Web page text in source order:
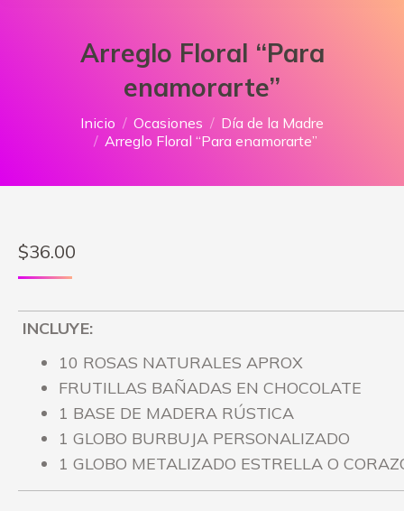
Arreglo Floral “Para
enamorarte”
Estás aquí:
Inicio Ocasiones
Día de la Madre
Arreglo Floral “Para enamorarte”
$36.00
INCLUYE:
10 ROSAS NATURALES APROX
FRUTILLAS BAÑADAS EN CHOCOLATE
1 BASE DE MADERA RÚSTICA
1 GLOBO BURBUJA PERSONALIZADO
1 GLOBO METALIZADO ESTRELLA O